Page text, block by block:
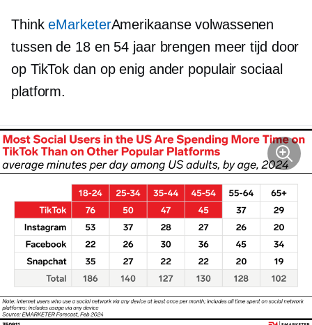
ThinkeMarketerAmerikaanse volwassenen
tussen de 18 en 54 jaar brengen meer tijd door
op TikTok dan op enig ander populair sociaal
platform.